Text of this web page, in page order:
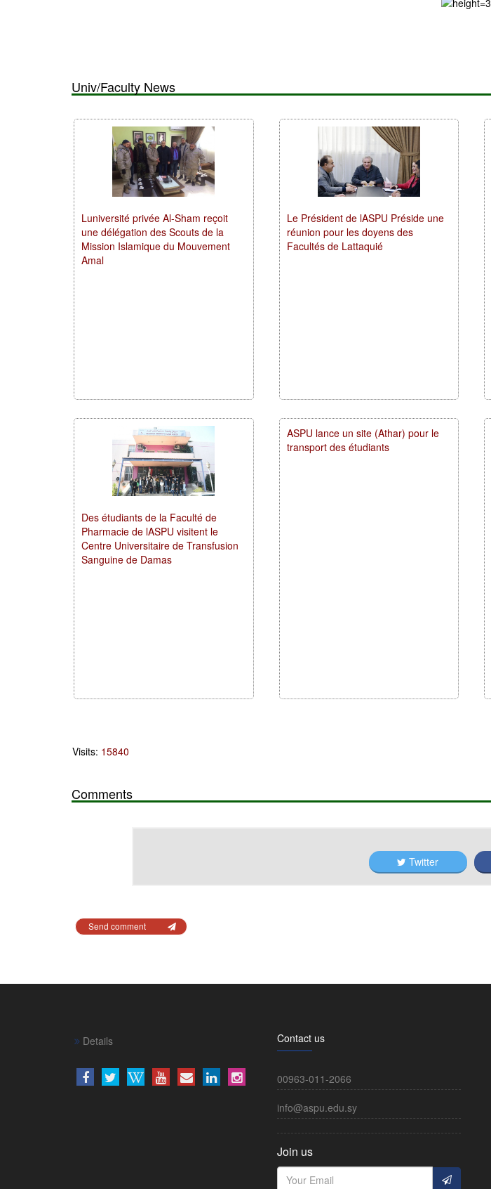
Univ/Faculty News
Luniversité privée Al-Sham reçoit
une délégation des Scouts de la
Mission Islamique du Mouvement
Amal
Le Président de lASPU Préside une
réunion pour les doyens des
Facultés de Lattaquié
Des étudiants de la Faculté de
Pharmacie de lASPU visitent le
Centre Universitaire de Transfusion
Sanguine de Damas
ASPU lance un site (Athar) pour le
transport des étudiants
Visits: 15840
Comments
Twitter
Send comment
Details Contact us
00963-011-2066
info@aspu.edu.sy
Join us